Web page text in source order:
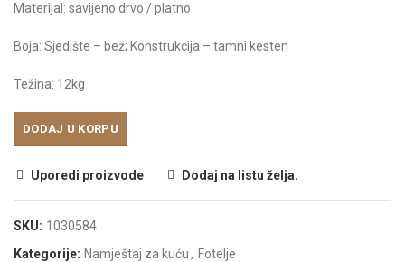
Materijal: savijeno drvo / platno
Boja: Sjedište – bež; Konstrukcija – tamni kesten
Težina: 12kg
DODAJ U KORPU
Uporedi proizvode Dodaj na listu želja.
SKU: 1030584
Kategorije: Namještaj za kuću, Fotelje